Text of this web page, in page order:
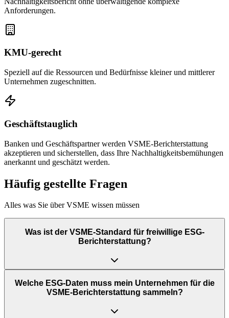
Anforderungen.
KMU-gerecht
Speziell auf die Ressourcen und Bedürfnisse kleiner und mittlerer
Unternehmen zugeschnitten.
Geschäftstauglich
Banken und Geschäftspartner werden VSME-Berichterstattung
akzeptieren und sicherstellen, dass Ihre Nachhaltigkeitsbemühungen
anerkannt und geschätzt werden.
Häufig gestellte Fragen
Alles was Sie über VSME wissen müssen
Was ist der VSME-Standard für freiwillige ESG-
Berichterstattung?
Welche ESG-Daten muss mein Unternehmen für die
VSME-Berichterstattung sammeln?